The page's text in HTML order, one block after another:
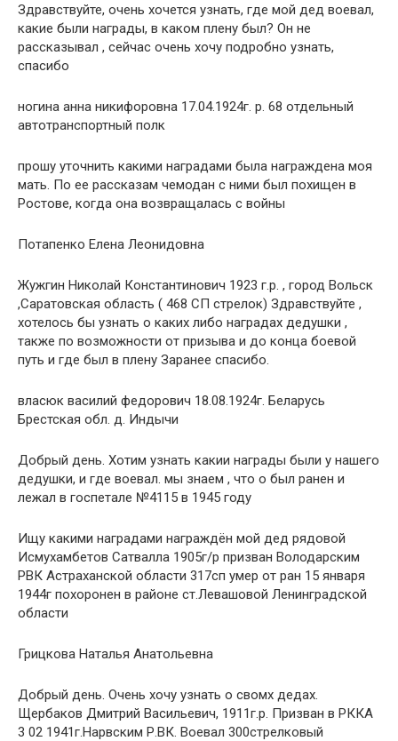
Здравствуйте, очень хочется узнать, где мой дед воевал,
какие были награды, в каком плену был? Он не
рассказывал , сейчас очень хочу подробно узнать,
спасибо
ногина анна никифоровна 17.04.1924г. р. 68 отдельный
автотранспортный полк
прошу уточнить какими наградами была награждена моя
мать. По ее рассказам чемодан с ними был похищен в
Ростове, когда она возвращалась с войны
Потапенко Елена Леонидовна
Жужгин Николай Константинович 1923 г.р. , город Вольск
,Саратовская область ( 468 СП стрелок) Здравствуйте ,
хотелось бы узнать о каких либо наградах дедушки ,
также по возможности от призыва и до конца боевой
путь и где был в плену Заранее спасибо.
власюк василий федорович 18.08.1924г. Беларусь
Брестская обл. д. Индычи
Добрый день. Хотим узнать какии награды были у нашего
дедушки, и где воевал. мы знаем , что о был ранен и
лежал в госпетале №4115 в 1945 году
Ищу какими наградами награждён мой дед рядовой
Исмухамбетов Сатвалла 1905г/р призван Володарским
РВК Астраханской области 317сп умер от ран 15 января
1944г похоронен в районе ст.Левашовой Ленинградской
области
Грицкова Наталья Анатольевна
Добрый день. Очень хочу узнать о свомх дедах.
Щербаков Дмитрий Васильевич, 1911г.р. Призван в РККА
3 02 1941г.Нарвским Р.ВК. Воевал 300стрелковый